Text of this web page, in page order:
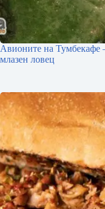
Авионите на Тумбекафе
млазен ловец